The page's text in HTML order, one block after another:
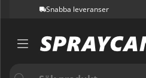
Snabba leveranser